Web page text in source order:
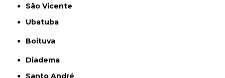
São Vicente
Ubatuba
Boituva
Diadema
Santo André